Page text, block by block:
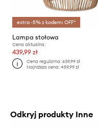
extra -5% z kodem: OFF*
Lampa stołowa
Cena aktualna:
439,99 zł
Cena regularna:639,99 zł
Najniższa cena:459,99 zł
Odkryj produkty Inne